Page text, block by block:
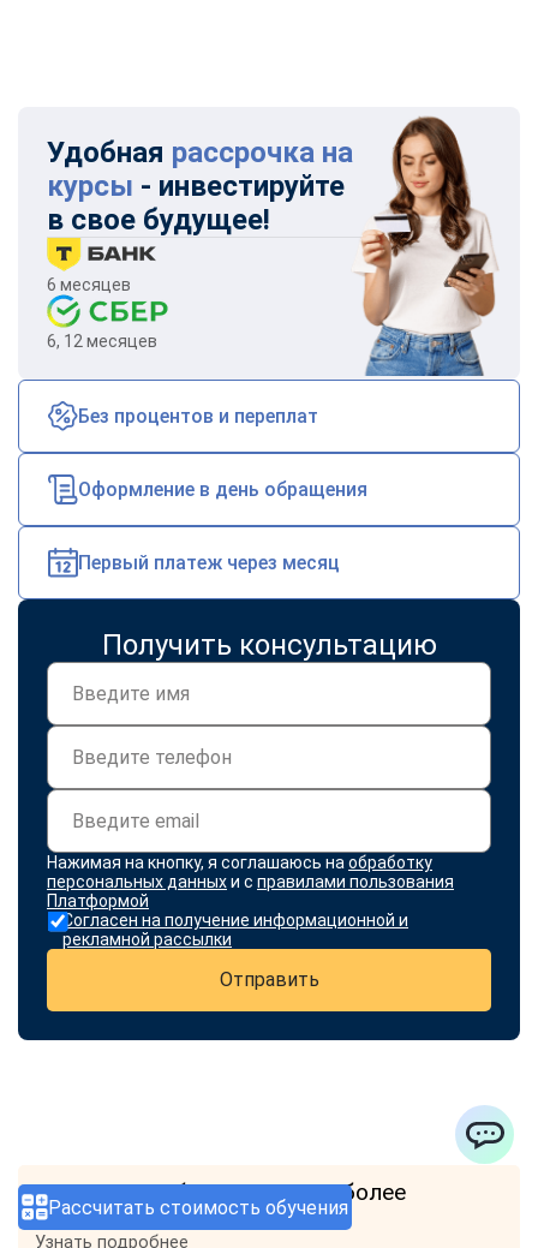
Рассчитать стоимость обучения
Удобная рассрочка на
курсы - инвестируйте
в свое будущее!
6 месяцев
6, 12 месяцев
Без процентов и переплат
Оформление в день обращения
Первый платеж через месяц
Получить консультацию
Нажимая на кнопку, я соглашаюсь на обработку
персональных данныхи с правилами пользования
Платформой
Согласен на получение информационной и
рекламной рассылки
Отправить
Скидка при обращении 2-х и более
человек.
Узнать подробнее
ChatApp
online
Мессенджеры
Свяжитесь с нами через любой удобный мессенджер!
WhatsApp
Vkontakte
Max